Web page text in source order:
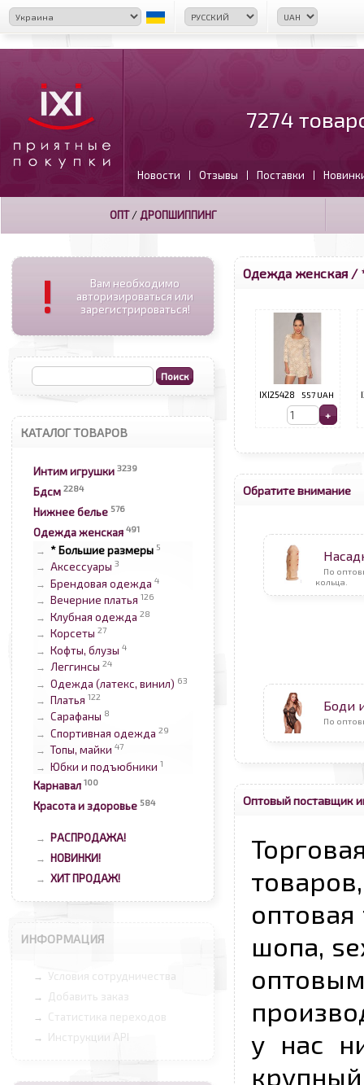
7274
Новости | Отзывы | Поставки |
ОПТ/ ДРОПШИППИНГ
!
Вам необходимо
авторизироваться или
зарегистрироваться!
КАТАЛОГ ТОВАРОВ
Интим игрушки 3239
Бдсм 2284
Нижнее белье 576
Одежда женская 491
→ * Большие размеры 5
→ Аксессуары 3
→ Брендовая одежда 4
→ Вечерние платья 126
→ Клубная одежда 28
→ Корсеты 27
→ Кофты, блузы 4
→ Леггинсы 24
→ Одежда (латекс, винил) 63
→ Платья 122
→ Сарафаны 8
→ Спортивная одежда 29
→ Топы, майки 47
→ Юбки и подъюбники 1
Карнавал 100
Красота и здоровье 584
→ РАСПРОДАЖА!
→ НОВИНКИ!
→ ХИТ ПРОДАЖ!
ИНФОРМАЦИЯ
→ Условия сотрудничества
→ Добавить заказ
→ Статистика переходов
→ Инструкции API
Одежда женская /
IXI25428 557 UAH
Обратите внимание
По
кольца.
Боди
По
Оптовый поставщик
шопа,
у нас